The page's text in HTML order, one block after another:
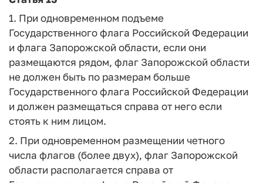
1. При одновременном подъеме
Государственного флага Российской Федерации
и флага Запорожской области, если они
размещаются рядом, флаг Запорожской области
не должен быть по размерам больше
Государственного флага Российской Федерации
и должен размещаться справа от него если
стоять к ним лицом.
2. При одновременном размещении четного
числа флагов (более двух), флаг Запорожской
области располагается справа от